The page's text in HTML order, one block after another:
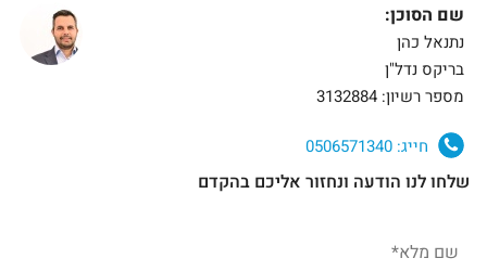
שם הסוכן:
נתנאל כהן
בריקס נדל"ן
מספר רשיון: 3132884
חייג:
שלחו לנו הודעה ונחזור אליכם בהקדם